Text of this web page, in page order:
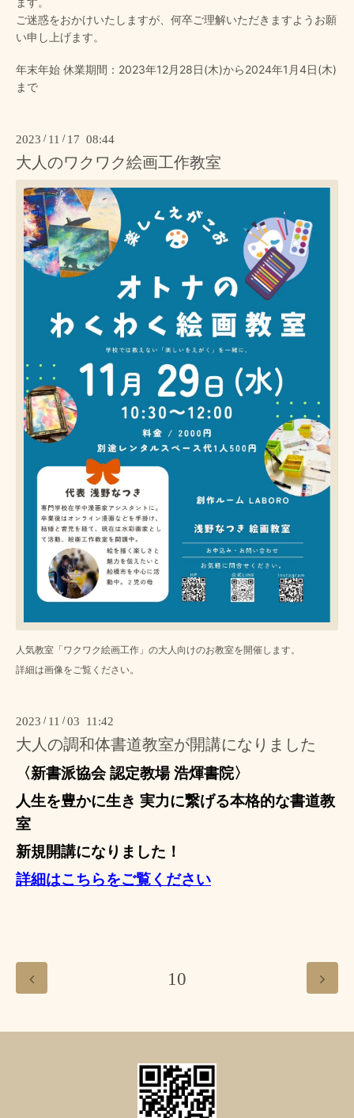
ご迷惑をおかけいたしますが、何卒ご理解いただきますようお願
い申し上げます。
年末年始 休業期間：2023年12月28日(木)から2024年1月4日(木)
まで
2023 / 11 / 17 08:44
大人のワクワク絵画工作教室
人気教室「ワクワク絵画工作」の大人向けのお教室を開催します。
詳細は画像をご覧ください。
2023 / 11 /03 11:42
大人の調和体書道教室が開講になりました
〈新書派協会 認定教場 浩煇書院〉
人生を豊かに生き 実力に繋げる本格的な書道教
室
新規開講になりました！
詳細はこちらをご覧ください
10